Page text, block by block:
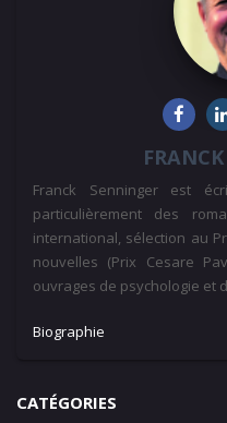
Franck Senninger est
particulièrement des
international, sélection au
nouvelles (Prix Cesare
ouvrages de psychologie et
Biographie
CATÉGORIES